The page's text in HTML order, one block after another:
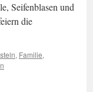
Seifenblasen und
die
, Familie,